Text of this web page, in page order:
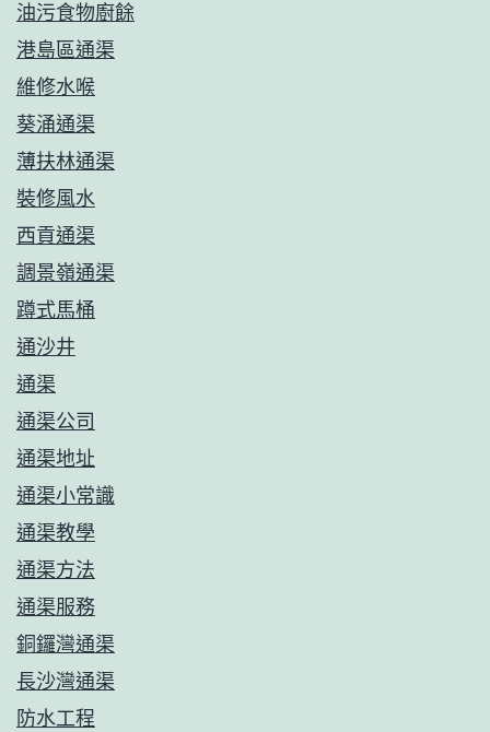
油污食物廚餘
港島區通渠
維修水喉
葵涌通渠
薄扶林通渠
裝修風水
西貢通渠
調景嶺通渠
蹲式馬桶
通沙井
通渠
通渠公司
通渠地址
通渠小常識
通渠教學
通渠方法
通渠服務
銅鑼灣通渠
長沙灣通渠
防水工程